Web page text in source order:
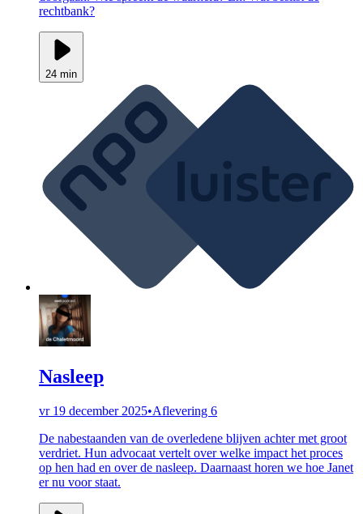
rechtbank?
24 min
Nasleep
vr 19 december 2025•Aflevering 6
De nabestaanden van de overledene blijven achter met groot
verdriet. Hun advocaat vertelt over welke impact het proces
op hen had en over de nasleep. Daarnaast horen we hoe Janet
er nu voor staat.